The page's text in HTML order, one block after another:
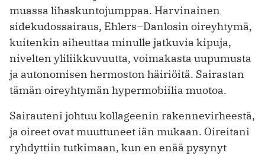
muassa lihaskuntojumppaa. Harvinainen
sidekudossairaus, Ehlers–Danlosin oireyhtymä,
kuitenkin aiheuttaa minulle jatkuvia kipuja,
nivelten yliliikkuvuutta, voimakasta uupumusta
ja autonomisen hermoston häiriöitä. Sairastan
tämän oireyhtymän hypermobiilia muotoa.
Sairauteni johtuu kollageenin rakennevirheestä,
ja oireet ovat muuttuneet iän mukaan. Oireitani
ryhdyttiin tutkimaan, kun en enää pysynyt